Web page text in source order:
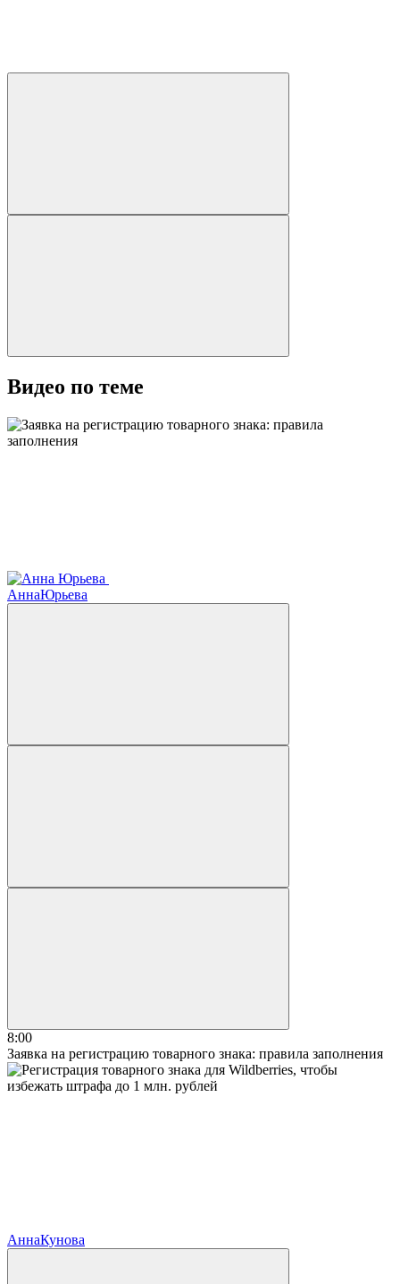
Видео по теме
АннаЮрьева
8:00
Заявка на регистрацию товарного знака: правила заполнения
АннаКунова